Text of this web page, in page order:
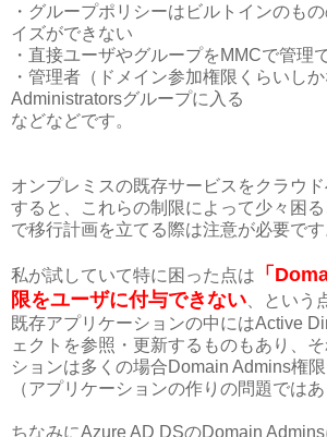
・グループポリシーはビルトインのも
イズができない
・直接ユーザやグループをMMCで管理
・管理者（ドメイン参加権限くらいし
Administratorsグループに入る
などなどです。
オンプレミスの既存サービスをクラウ
すると、これらの制限によって少々困
で移行計画を立てる際は注意が必要です
私が試していて特に困った点は
「
限をユーザに付与できない 、という
既存アプリケーションの中にはActive
ェクトを参照・更新するものもあり、
ションは多くの場合Domain Admins権限
（アプリケーションの作りの問題では
ちなみにAzure AD DSのDomain